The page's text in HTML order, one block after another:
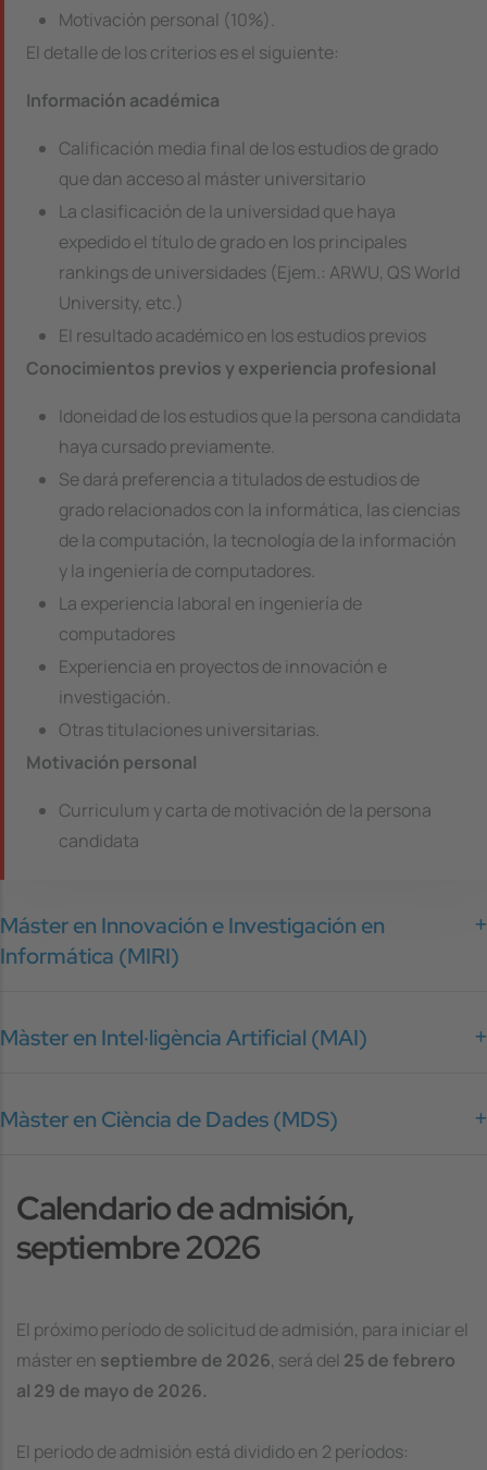
Motivación personal (10%).
El detalle de los criterios es el siguiente:
Información académica
Calificación media final de los estudios de grado
que dan acceso al máster universitario
La clasificación de la universidad que haya
expedido el título de grado en los principales
rankings de universidades (Ejem.: ARWU, QS World
University, etc.)
El resultado académico en los estudios previos
Conocimientos previos y experiencia profesional
Idoneidad de los estudios que la persona candidata
haya cursado previamente.
Se dará preferencia a titulados de estudios de
grado relacionados con la informática, las ciencias
de la computación, la tecnología de la información
y la ingeniería de computadores.
La experiencia laboral en ingeniería de
computadores
Experiencia en proyectos de innovación e
investigación.
Otras titulaciones universitarias.
Motivación personal
Curriculum y carta de motivación de la persona
candidata
Máster en Innovación e Investigación en
Informática (MIRI)
Màster en Intel·ligència Artificial (MAI)
Màster en Ciència de Dades (MDS)
Calendario de admisión,
septiembre 2026
El próximo período de solicitud de admisión, para iniciar el
máster en septiembre de 2026, será del 25 de febrero
al 29 de mayo de 2026.
El periodo de admisión está dividido en 2 períodos: